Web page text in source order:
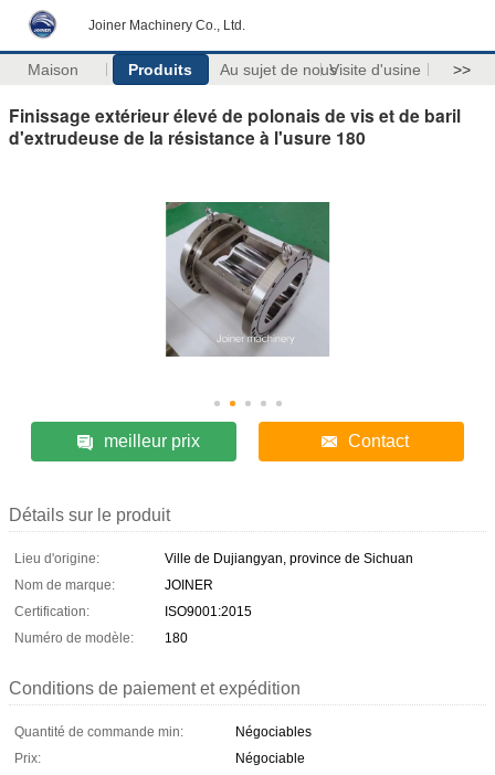
Joiner Machinery Co., Ltd.
Maison Produits Au sujet de nousVisite d'usine >>
Finissage extérieur élevé de polonais de vis et de baril
d'extrudeuse de la résistance à l'usure 180
meilleur prix Contact
Détails sur le produit
Lieu d'origine:
Ville de Dujiangyan, province de Sichuan
Nom de marque:
JOINER
Certification:
ISO9001:2015
Numéro de modèle:
180
Conditions de paiement et expédition
Quantité de commande min:
Négociables
Prix:
Négociable